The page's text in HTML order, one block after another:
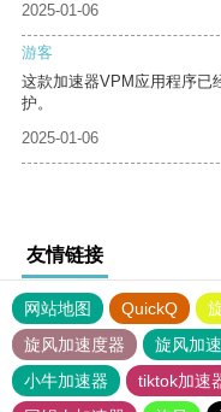
2025-01-06
游客
这款加速器VPM应用程序已
护。
2025-01-06
友情链接
网站地图 QuickQ
旋风加速度器
旋风加速
小牛加速器
tiktok加速